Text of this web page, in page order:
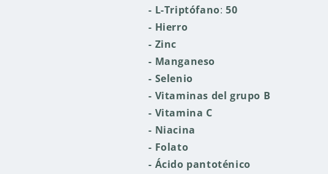
- L-Triptófano: 50
- Hierro
- Zinc
- Manganeso
- Selenio
- Vitaminas del grupo B
- Vitamina C
- Niacina
- Folato
- Ácido pantoténico